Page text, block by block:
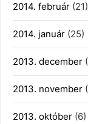
2014. február (21)
2014. január (25)
2013. december
2013. november
2013. október (6)